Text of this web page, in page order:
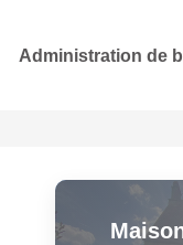
Administration de